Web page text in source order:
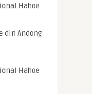
din Andong